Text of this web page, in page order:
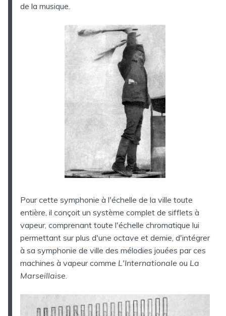
de la musique.
Pour cette symphonie à l'échelle de la ville toute
entière, il conçoit un système complet de sifflets à
vapeur, comprenant toute l'échelle chromatique lui
permettant sur plus d'une octave et demie, d'intégrer
à sa symphonie de ville des mélodies jouées par ces
machines à vapeur comme L'Internationale ou La
Marseillaise.